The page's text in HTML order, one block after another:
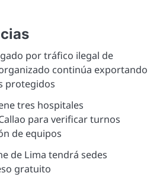
por tráfico ilegal de
continúa exportando
protegidos
tres hospitales
para verificar turnos
de equipos
de Lima tendrá sedes
gratuito